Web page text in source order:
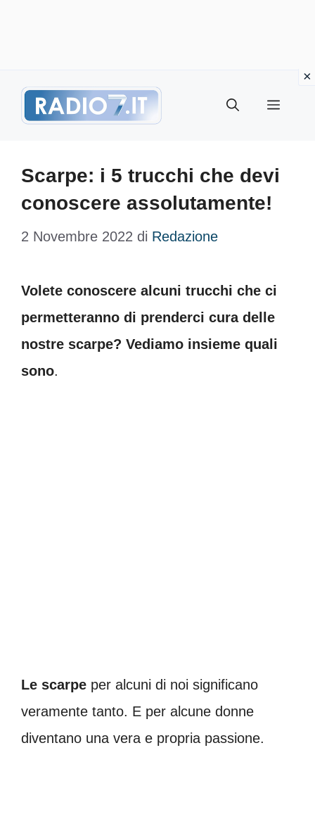
Menu
Scarpe: i 5 trucchi che devi
conoscere assolutamente!
2 Novembre 2022 di Redazione
Volete conoscere alcuni trucchi che ci
permetteranno di prenderci cura delle
nostre scarpe? Vediamo insieme quali
sono.
Le scarpe per alcuni di noi significano
veramente tanto. E per alcune donne
diventano una vera e propria passione.